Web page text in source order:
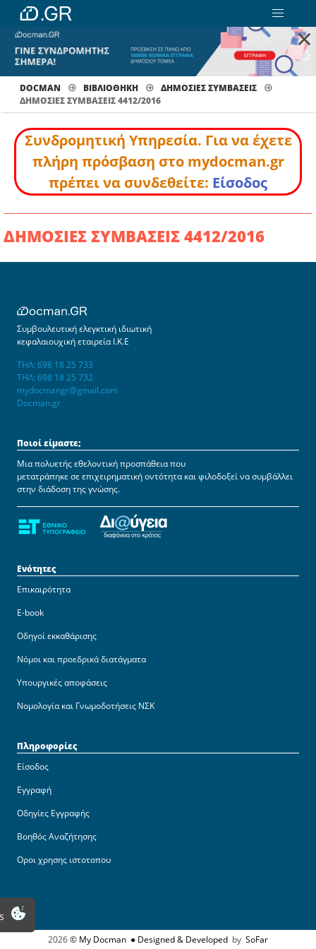
×
DOCMAN ΒΙΒΛΙΟΘΗΚΗ
ΔΗΜΟΣΙΕΣ ΣΥΜΒΑΣΕΙΣ
ΔΗΜΟΣΙΕΣ ΣΥΜΒΑΣΕΙΣ 4412/2016
Συνδρομητική Υπηρεσία. Για να έχετε
πλήρη πρόσβαση στο mydocman.gr
πρέπει να συνδεθείτε: Είσοδος
ΔΗΜΟΣΙΕΣ ΣΥΜΒΑΣΕΙΣ 4412/2016
Συμβουλευτική ελεγκτική ιδιωτική
κεφαλαιουχική εταιρεία Ι.Κ.Ε
ΤΗΛ: 698 18 25 733
ΤΗΛ: 698 18 25 732
mydocmangr@gmail.com
Docman.gr
Ποιοί είμαστε;
Μια πολυετής εθελοντική προσπάθεια που
μετατράπηκε σε επιχειρηματική οντότητα και φιλοδοξεί να συμβάλλει
στην διάδοση της γνώσης.
Ενότητες
Επικαιρότητα
E-book
Οδηγοί εκκαθάρισης
Νόμοι και προεδρικά διατάγματα
Υπουργικές αποφάσεις
Νομολογία και Γνωμοδοτήσεις ΝΣΚ
Πληροφορίες
Είσοδος
Εγγραφή
Οδηγίες Εγγραφής
Βοηθός Αναζήτησης
Οροι χρησης ιστοτοπου
2026© My Docman ● Designed & Developed by SoFar